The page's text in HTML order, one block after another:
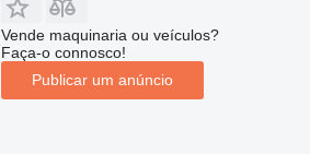
Vende maquinaria ou veículos?
Faça-o connosco!
Publicar um anúncio